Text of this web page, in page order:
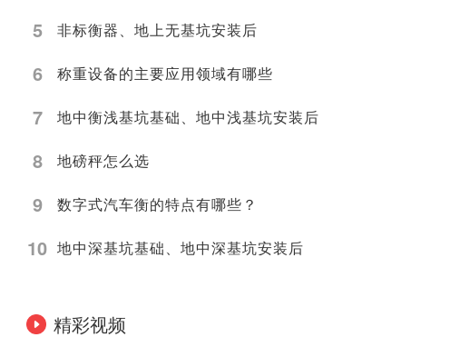
5 非标衡器、地上无基坑安装后
6 称重设备的主要应用领域有哪些
7 地中衡浅基坑基础、地中浅基坑安装后
8 地磅秤怎么选
9 数字式汽车衡的特点有哪些？
10 地中深基坑基础、地中深基坑安装后
精彩视频